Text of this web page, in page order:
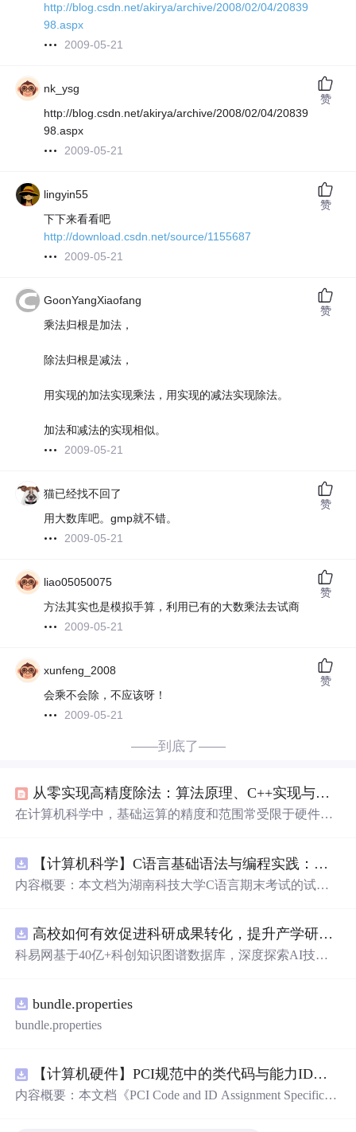
http://blog.csdn.net/akirya/archive/2008/02/04/20839
98.aspx
2009-05-21
nk_ysg
http://blog.csdn.net/akirya/archive/2008/02/04/20839
98.aspx
2009-05-21
赞
lingyin55
下下来看看吧
http://download.csdn.net/source/1155687
2009-05-21
赞
GoonYangXiaofang
乘法归根是加法，
除法归根是减法，
用实现的加法实现乘法，用实现的减法实现除法。
加法和减法的实现相似。
2009-05-21
赞
猫已经找不回了
用大数库吧。gmp就不错。
2009-05-21
赞
liao05050075
方法其实也是模拟手算，利用已有的大数乘法去试商
2009-05-21
赞
xunfeng_2008
会乘不会除，不应该呀！
2009-05-21
赞
——到底了——
从零实现高精度除法：算法原理、C++实现与工程优化
在计算机科学中，基础运算的精度和范围常受限于硬件数
技术。其核心原理是模拟人工竖式计算，用数组或字符串
表示大数 ，并实现对应的四则运算。其中，除法因涉及试
算的实际需求，如密码学、科学计算，更是深入理解计算
机运算底层逻辑、锻炼工程实现能力的绝佳实践。本文将
以C++为例，详细拆解高精度除法的朴素算法实现，涵盖
【计算机科学】C语言基础语法与编程实践：湖南科技大学期末考试核心知识点解析
内容概要：本文档为湖南科技大学C语言期末考试的试题
循环）、数组、字符串处理、函数定义与调用、指针初步
等内容。题目形式为单项选择题，每道题后附有正确答
业学习C语言课程的学生，特别是准备期末考试或需要强
化基础知识的初学者。; 使用场景及目标：①用于考前复
习，检验对C语言核心概念的掌握程度；②辅助教师出题
辑分析能力。; 阅读建议：建议结合教材和上机实践进行练
习，重点关注易错题和涉及复杂逻辑控制的题目，理解每
道题背后的程序执行流程，以达到真正掌握语言特性的目
高校如何有效促进科研成果转化，提升产学研合作效率？.docx
科易网基于40亿+科创知识图谱数据库，深度探索AI技术
新领域的AI+数智化解决方案，推动科技创新与产业创新
智能化发展。
bundle.properties
bundle.properties
【计算机硬件】PCI规范中的类代码与能力ID分配：设备功能分类及扩展能力标识系统设计
内容概要：本文档《PCI Code and ID Assignment Specificati